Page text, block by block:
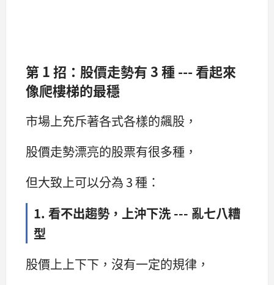
第 1 招：股價走勢有 3 種 --- 看起來
像爬樓梯的最穩
市場上充斥著各式各樣的飆股，
股價走勢漂亮的股票有很多種，
但大致上可以分為 3 種：
1. 看不出趨勢，上沖下洗 --- 亂七八糟
型
股價上上下下，沒有一定的規律，